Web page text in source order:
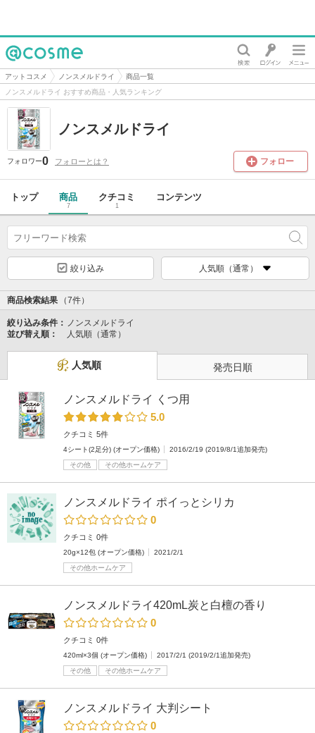
@cosme
アットコスメ ノンスメルドライ
商品一覧
ノンスメルドライ おすすめ商品・人気ランキング
ノンスメルドライ
フォロワー0 フォローとは？ フォロー
トップ 商品
7
クチコミ
1
コンテンツ
絞り込み 人気順（通常）
商品検索結果 （7件）
絞り込み条件： ノンスメルドライ
並び替え順：
人気順（通常）
人気順 発売日順
ノンスメルドライ くつ用
5.0
クチコミ 5件
4シート(2足分) (オープン価格)
2016/2/19 (2019/8/1追加発売)
その他
その他ホームケア
ノンスメルドライ ポイっとシリカ
0
クチコミ 0件
20g×12包 (オープン価格)
2021/2/1
その他ホームケア
ノンスメルドライ420mL炭と白檀の香り
0
クチコミ 0件
420ml×3個 (オープン価格)
2017/2/1 (2019/2/1追加発売)
その他
その他ホームケア
ノンスメルドライ 大判シート
0